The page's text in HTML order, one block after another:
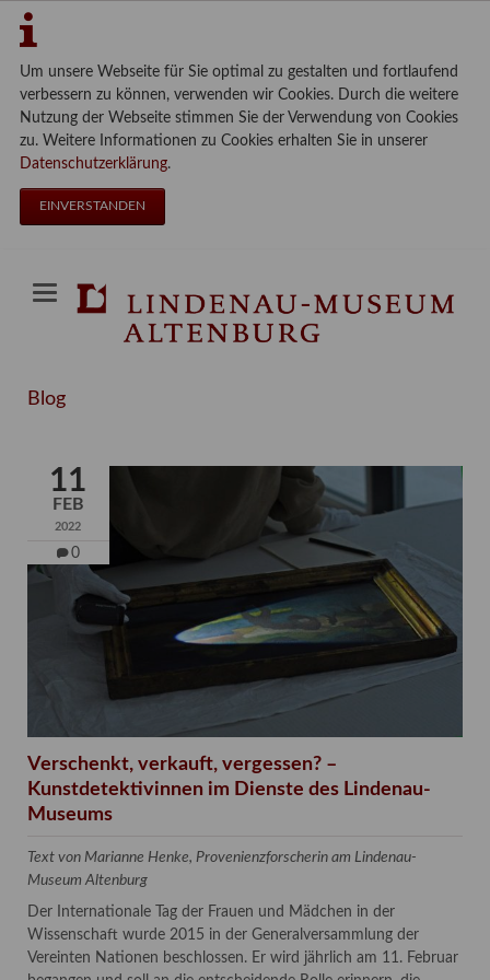
Um unsere Webseite für Sie optimal zu gestalten und fortlaufend
verbessern zu können, verwenden wir Cookies. Durch die weitere
Nutzung der Webseite stimmen Sie der Verwendung von Cookies
zu. Weitere Informationen zu Cookies erhalten Sie in unserer
Datenschutzerklärung.
EINVERSTANDEN
Blog
11
FEB
2022
0
Verschenkt, verkauft, vergessen? –
Kunstdetektivinnen im Dienste des Lindenau-
Museums
Text von Marianne Henke, Provenienzforscherin am Lindenau-
Museum Altenburg
Der Internationale Tag der Frauen und Mädchen in der
Wissenschaft wurde 2015 in der Generalversammlung der
Vereinten Nationen beschlossen. Er wird jährlich am 11. Februar